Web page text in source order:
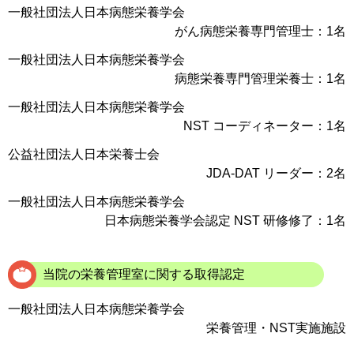
一般社団法人日本病態栄養学会
がん病態栄養専門管理士：1名
一般社団法人日本病態栄養学会
病態栄養専門管理栄養士：1名
一般社団法人日本病態栄養学会
NST コーディネーター：1名
公益社団法人日本栄養士会
JDA-DAT リーダー：2名
一般社団法人日本病態栄養学会
日本病態栄養学会認定 NST 研修修了：1名
当院の栄養管理室に関する取得認定
一般社団法人日本病態栄養学会
栄養管理・NST実施施設